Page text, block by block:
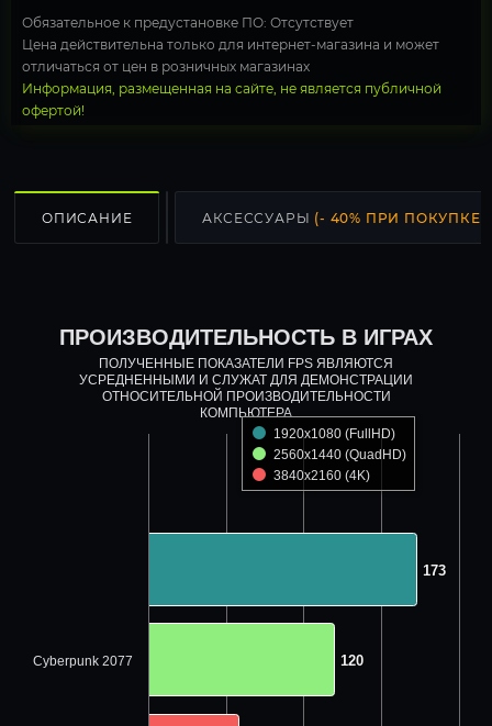
Обязательное к предустановке ПО: Отсутствует
Цена действительна только для интернет-магазина и может
отличаться от цен в розничных магазинах
Информация, размещенная на сайте, не является публичной
офертой!
ОПИСАНИЕ АКСЕССУАРЫ (- 40% ПРИ ПОКУПКЕ
ПРОИЗВОДИТЕЛЬНОСТЬ В ИГРАХ
ПОЛУЧЕННЫЕ ПОКАЗАТЕЛИ FPS ЯВЛЯЮТСЯ
УСРЕДНЕННЫМИ И СЛУЖАТ ДЛЯ ДЕМОНСТРАЦИИ
ОТНОСИТЕЛЬНОЙ ПРОИЗВОДИТЕЛЬНОСТИ
КОМПЬЮТЕРА
173
173
120
120
1920x1080 (FullHD)
2560x1440 (QuadHD)
3840x2160 (4K)
Cyberpunk 2077